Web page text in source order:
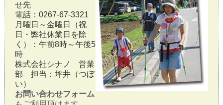
せ先
電話：0267-67-3321
月曜日～金曜日（祝
日・弊社休業日を除
く）：午前8時～午後5
時
株式会社シナノ 営業
部 担当：坪井（つぼ
い）
お問い合わせフォーム